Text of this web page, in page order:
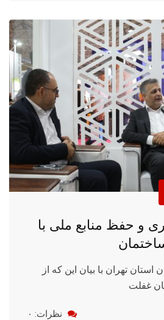
و حفظ منابع ملی با
استان تهران با بیان این که از
غفلت
نظرات: ۰